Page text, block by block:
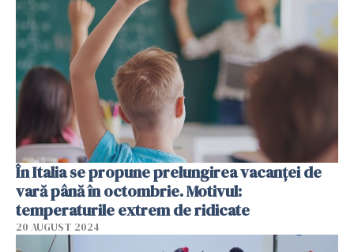
În Italia se propune prelungirea vacanței de
vară până în octombrie. Motivul:
temperaturile extrem de ridicate
20 AUGUST 2024